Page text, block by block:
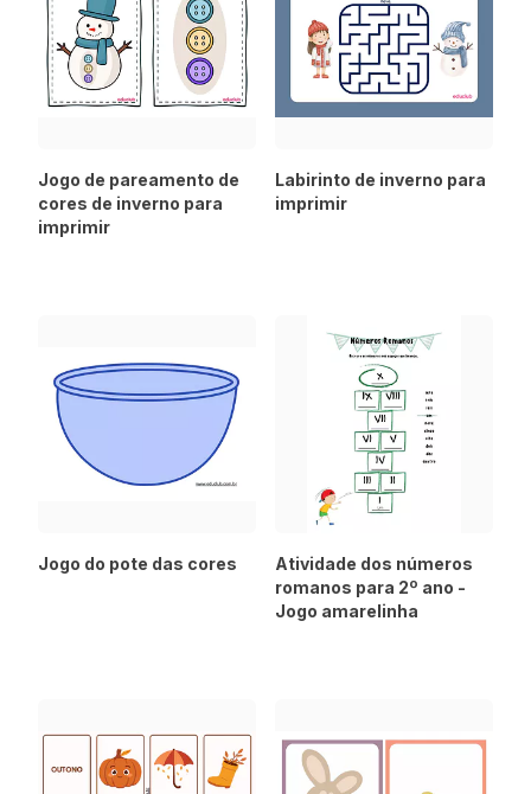
Jogo de pareamento de
cores de inverno para
imprimir
Labirinto de inverno para
imprimir
Jogo do pote das cores
Atividade dos números
romanos para 2º ano -
Jogo amarelinha